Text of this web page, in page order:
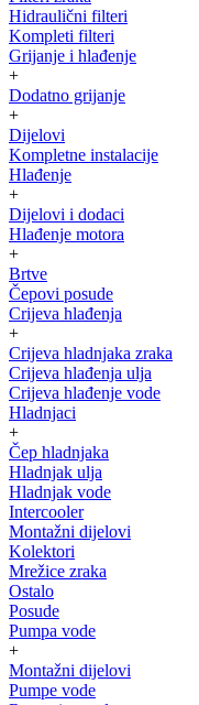
Hidraulični filteri
Kompleti filteri
Grijanje i hlađenje
+
Dodatno grijanje
+
Dijelovi
Kompletne instalacije
Hlađenje
+
Dijelovi i dodaci
Hlađenje motora
+
Brtve
Čepovi posude
Crijeva hlađenja
+
Crijeva hladnjaka zraka
Crijeva hlađenja ulja
Crijeva hlađenje vode
Hladnjaci
+
Čep hladnjaka
Hladnjak ulja
Hladnjak vode
Intercooler
Montažni dijelovi
Kolektori
Mrežice zraka
Ostalo
Posude
Pumpa vode
+
Montažni dijelovi
Pumpe vode